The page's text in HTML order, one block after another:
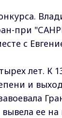
при
с
лет. К
и
ее